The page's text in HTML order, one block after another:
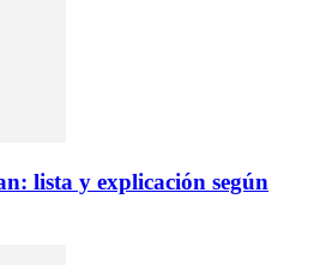
lista y explicación según